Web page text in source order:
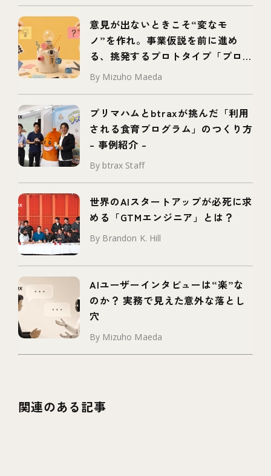
意見が出ないときこそ“変なモ
ノ”を作れ。事業仮説を前に進め
る、挑発するプロトタイプ「プロボ
タイプ」とは
By Mizuho Maeda
プリマハムとbtraxが挑んだ「利用
される食育プログラム」のつくり方
– 事例紹介 –
By btrax Staff
世界のAIスタートアップが必死に求
める「GTMエンジニア」とは？
By Brandon K. Hill
AIユーザーインタビューは“楽”な
のか？ 実務で見えた意外な落とし
穴
By Mizuho Maeda
関連のある記事